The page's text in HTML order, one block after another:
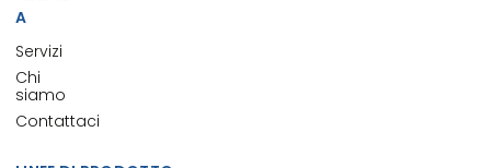
A
Servizi
Chi
siamo
Contattaci